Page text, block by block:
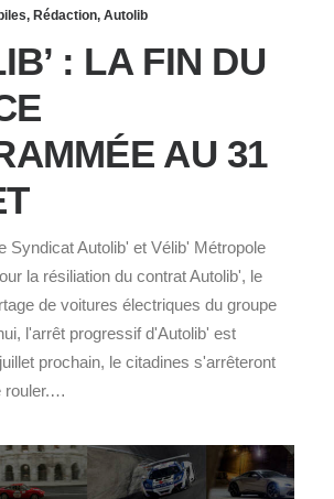
, Rédaction, Autolib
: LA FIN DU
AU 31
Syndicat Autolib' et Vélib' Métropole
la résiliation du contrat Autolib', le
de voitures électriques du groupe
l'arrêt progressif d'Autolib' est
prochain, le citadines s'arrêteront
rouler.…